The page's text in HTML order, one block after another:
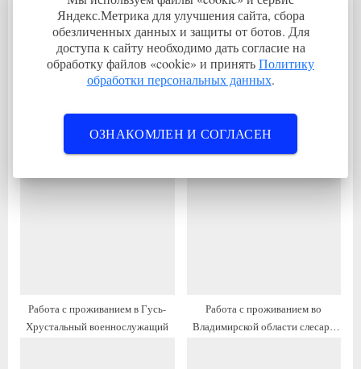
ь
у
ю
щ
а
з
а
п
и
эндоскопист
эндокринолог
Работа с проживанием в Гусь-
Хрустальный военнослужащий
Работа с проживанием во
Владимирской области слесарь
Яндекс.Метрика для улучшения сайта, сбора
обезличенных данных и защиты от ботов. Для
доступа к сайту необходимо дать согласие на
обработку файлов «cookie» и принятьПолитику
обработки персональных данных.
ОЗНАКОМЛЕН И СОГЛАСЕН